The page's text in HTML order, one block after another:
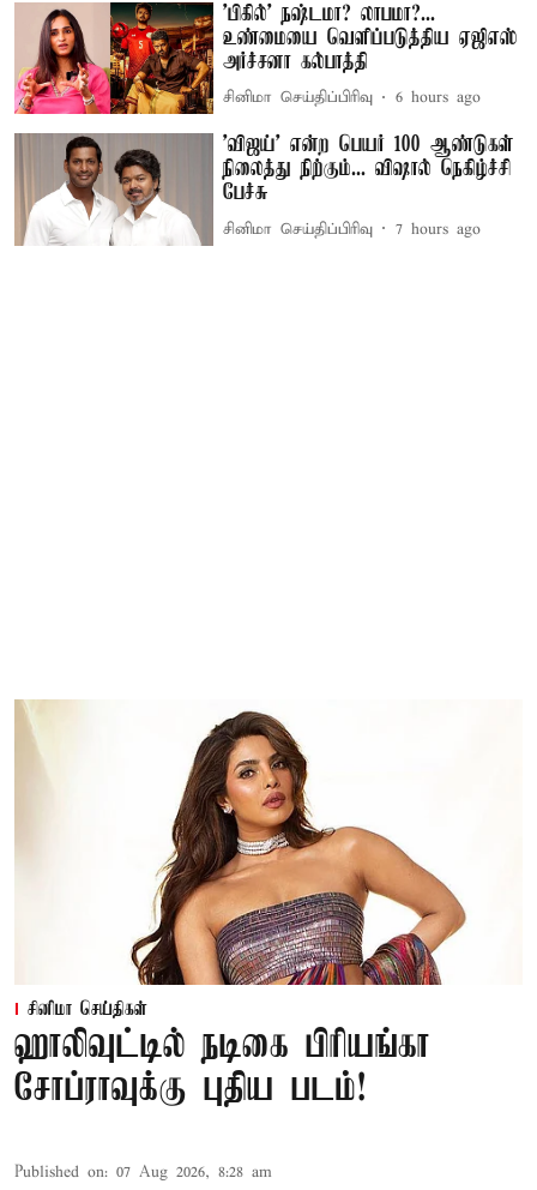
'பிகில்' நஷ்டமா? லாபமா?...
உண்மையை வெளிப்படுத்திய ஏஜிஎஸ்
அர்ச்சனா கல்பாத்தி
சினிமா செய்திப்பிரிவு 6 hours ago
'விஜய்' என்ற பெயர் 100 ஆண்டுகள்
நிலைத்து நிற்கும்... விஷால் நெகிழ்ச்சி
பேச்சு
சினிமா செய்திப்பிரிவு 7 hours ago
சினிமா செய்திகள்
ஹாலிவுட்டில் நடிகை பிரியங்கா
சோப்ராவுக்கு புதிய படம்!
Published on: 07 Aug 2026, 8:28 am